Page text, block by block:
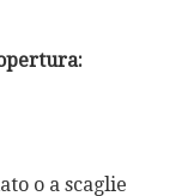
o a scaglie